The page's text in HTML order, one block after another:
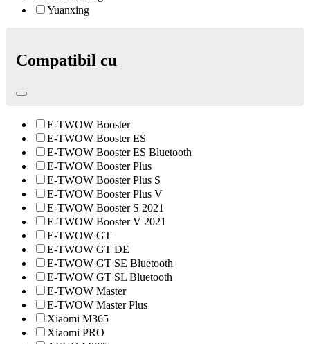
Yuanxing
Compatibil cu
E-TWOW Booster
E-TWOW Booster ES
E-TWOW Booster ES Bluetooth
E-TWOW Booster Plus
E-TWOW Booster Plus S
E-TWOW Booster Plus V
E-TWOW Booster S 2021
E-TWOW Booster V 2021
E-TWOW GT
E-TWOW GT DE
E-TWOW GT SE Bluetooth
E-TWOW GT SL Bluetooth
E-TWOW Master
E-TWOW Master Plus
Xiaomi M365
Xiaomi PRO